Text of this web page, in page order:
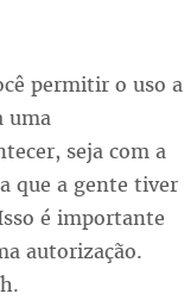
permitir o uso a
uma
seja com a
que a gente tiver
é importante
autorização.